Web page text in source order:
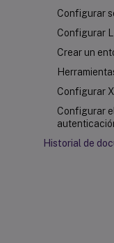
Configurar
Configurar
Crear un
Configurar
Configurar
Historial de